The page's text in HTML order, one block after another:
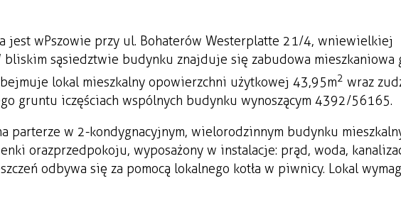
jest w Pszowie przy ul. Bohaterów Westerplatte 21/4, w niewielkiej
bliskim sąsiedztwie budynku znajduje się zabudowa mieszkaniowa
lokal mieszkalny o powierzchni użytkowej 43,95m2 wraz z
gruntu i częściach wspólnych budynku wynoszącym 4392/56165.
parterze w 2-kondygnacyjnym, wielorodzinnym budynku
oraz przedpokoju, wyposażony w instalacje: prąd, woda,
odbywa się za pomocą lokalnego kotła w piwnicy. Lokal